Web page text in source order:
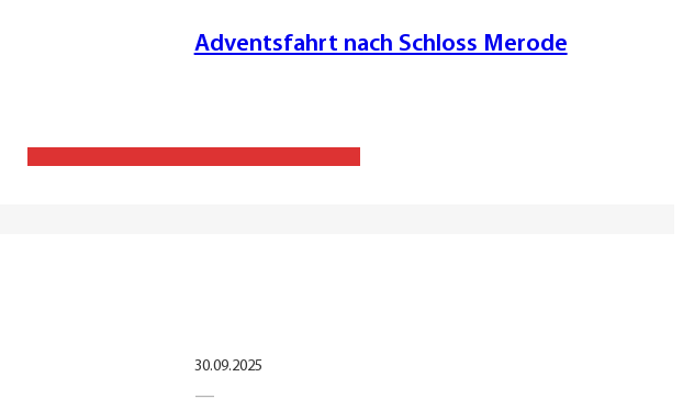
Adventsfahrt nach Schloss Merode
30.09.2025
—